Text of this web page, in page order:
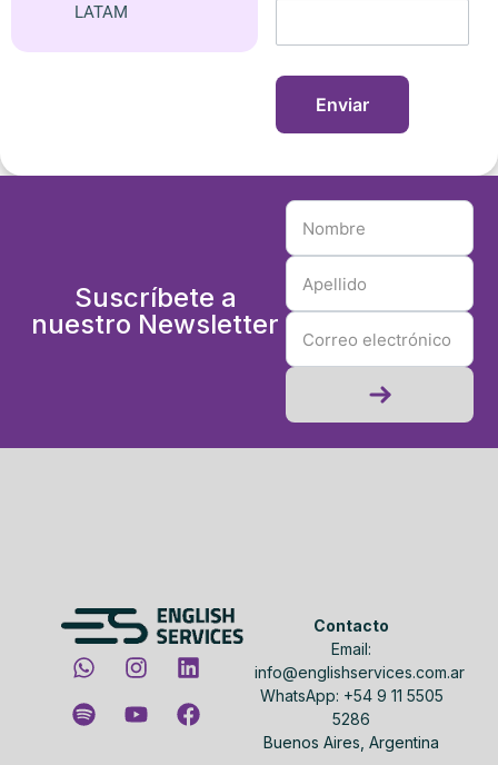
LATAM
Suscríbete a
nuestro Newsletter
Contacto
Email:
info@englishservices.com.ar
WhatsApp: +54 9 11 5505
5286
Buenos Aires, Argentina